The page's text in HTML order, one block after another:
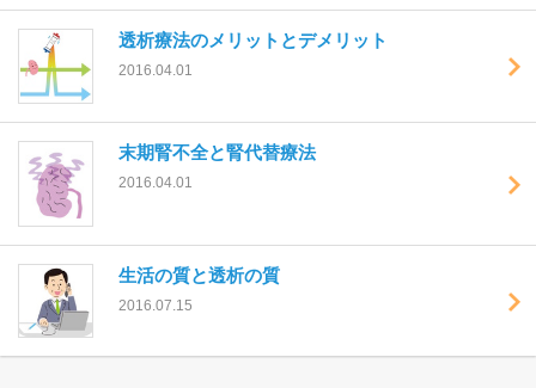
透析療法のメリットとデメリット
2016.04.01
末期腎不全と腎代替療法
2016.04.01
生活の質と透析の質
2016.07.15